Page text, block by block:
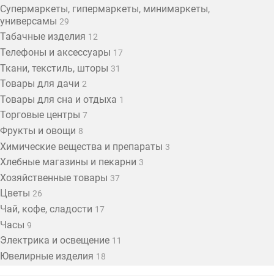
Супермаркеты, гипермаркеты, минимаркеты,
универсамы 29
Табачные изделия 12
Телефоны и аксессуары 17
Ткани, текстиль, шторы 31
Товары для дачи 2
Товары для сна и отдыха 1
Торговые центры 7
Фрукты и овощи 8
Химические вещества и препараты 3
Хлебные магазины и пекарни 3
Хозяйственные товары 37
Цветы 26
Чай, кофе, сладости 17
Часы 9
Электрика и освещение 11
Ювелирные изделия 18